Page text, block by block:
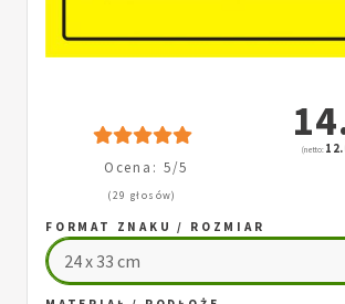
Ocena: 5/5
(29 głosów)
(netto:
FORMAT ZNAKU / ROZMIAR